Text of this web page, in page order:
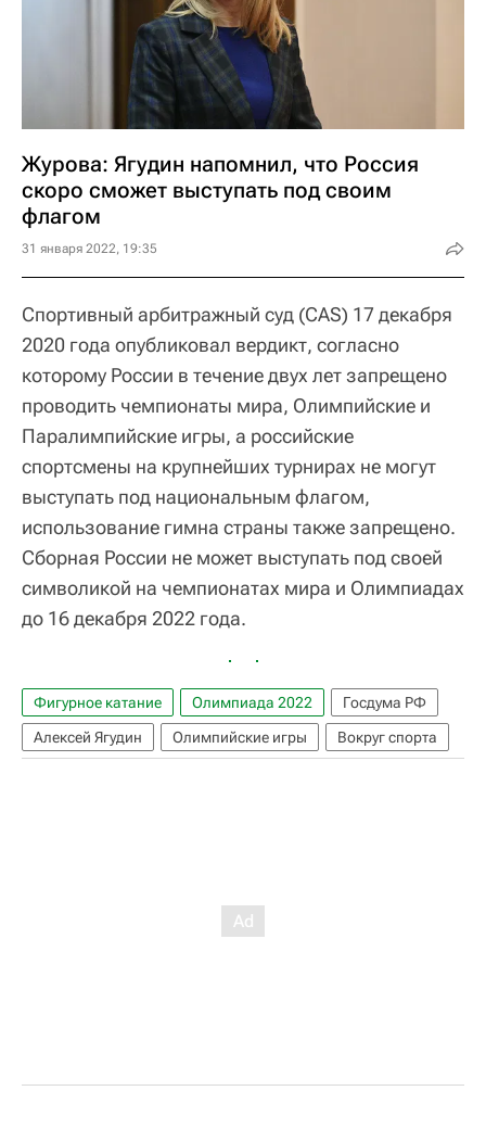
Журова: Ягудин напомнил, что Россия
скоро сможет выступать под своим
флагом
31 января 2022, 19:35
Спортивный арбитражный суд (CAS) 17 декабря
2020 года опубликовал вердикт, согласно
которому России в течение двух лет запрещено
проводить чемпионаты мира, Олимпийские и
Паралимпийские игры, а российские
спортсмены на крупнейших турнирах не могут
выступать под национальным флагом,
использование гимна страны также запрещено.
Сборная России не может выступать под своей
символикой на чемпионатах мира и Олимпиадах
до 16 декабря 2022 года.
Фигурное катание Олимпиада 2022
Госдума РФ
Алексей Ягудин
Олимпийские игры Вокруг спорта